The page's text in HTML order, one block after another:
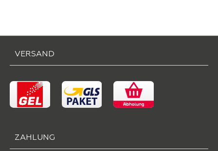
VERSAND
ZAHLUNG